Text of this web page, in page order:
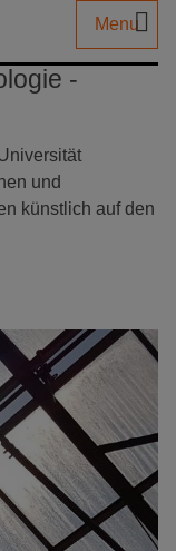
Menu
-
und
künstlich auf den